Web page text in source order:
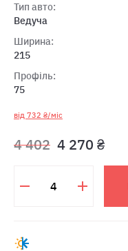
Тип авто:
Ведуча
Ширина:
215
Профіль:
75
від 732 ₴/міс
4 402 4 270 ₴